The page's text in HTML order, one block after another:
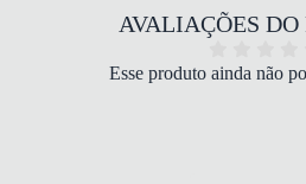
AVALIAÇÕES DO
Esse produto ainda não